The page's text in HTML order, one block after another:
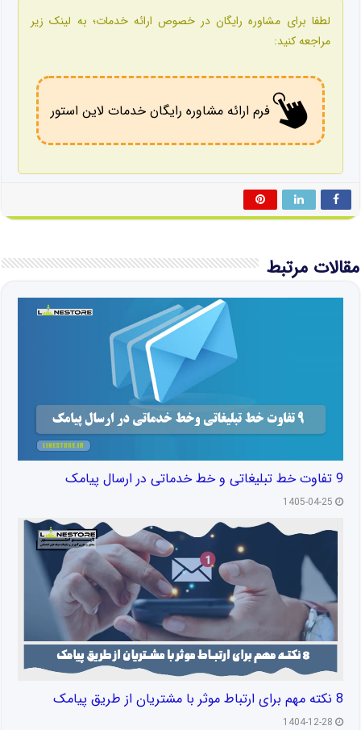
لطفا برای مشاوره رایگان در خصوص ارائه خدمات؛ به لینک زیر
مراجعه کنید:
فرم ارائه مشاوره رایگان خدمات لاین استور
مقالات مرتبط
9 تفاوت خط تبلیغاتی و خط خدماتی در ارسال پیامک
1405-04-25
8 نکته مهم برای ارتباط موثر با مشتریان از طریق پیامک
1404-12-28